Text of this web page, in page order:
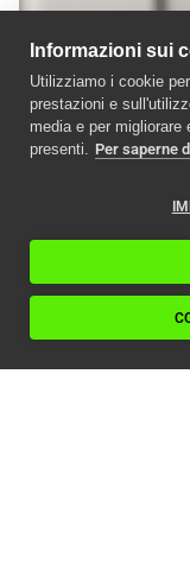
Informazioni sui
Utilizziamo i cookie
prestazioni e
media e per
presenti. Per saperne